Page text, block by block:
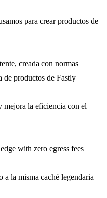
para crear productos de
creada con normas
de productos de Fastly
mejora la eficiencia con el
with zero egress fees
a la misma caché legendaria